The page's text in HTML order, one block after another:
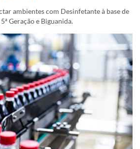
ambientes com Desinfetante à base de
Geração e Biguanida.